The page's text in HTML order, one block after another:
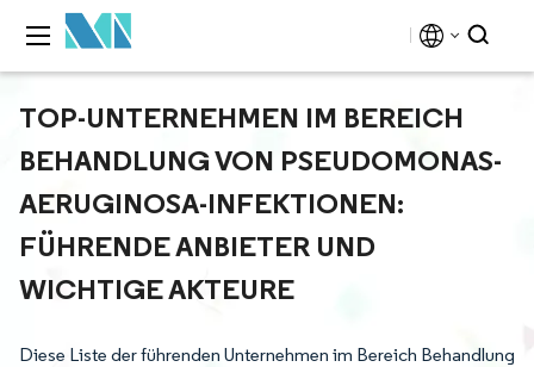
TOP-UNTERNEHMEN IM BEREICH
BEHANDLUNG VON PSEUDOMONAS-
AERUGINOSA-INFEKTIONEN:
FÜHRENDE ANBIETER UND
WICHTIGE AKTEURE
Diese Liste der führenden Unternehmen im Bereich Behandlung